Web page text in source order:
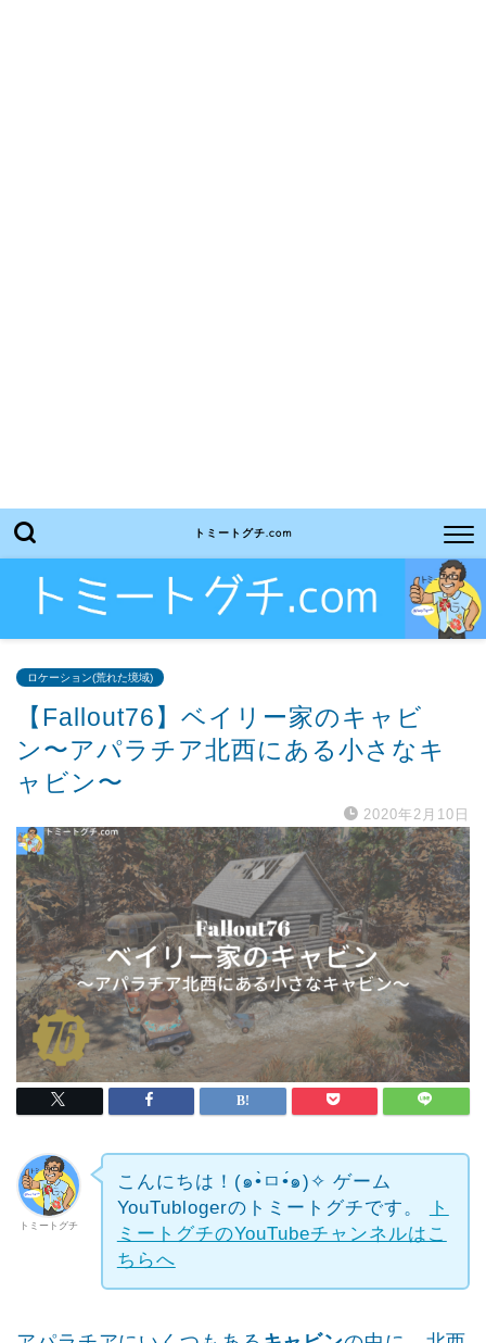
トミートグチ.com
ロケーション(荒れた境域)
【Fallout76】ベイリー家のキャビ
ン〜アパラチア北西にある小さなキ
ャビン〜
2020年2月10日
トミートグチ
こんにちは！(๑•̀ㅁ•́๑)✧ ゲーム
YouTublogerのトミートグチです。
ト
ミートグチのYouTubeチャンネルはこ
ちらへ